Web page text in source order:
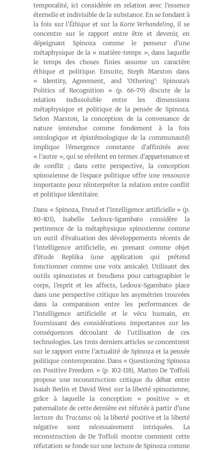
temporalité, ici considérée en relation avec l’essence
éternelle et indivisible de la substance. En se fondant à
la fois sur l’Éthique et sur la Korte Verhandeling, il se
concentre sur le rapport entre être et devenir, en
dépeignant Spinoza comme le penseur d’une
métaphysique de la « matière-temps », dans laquelle
le temps des choses finies assume un caractère
éthique et politique. Ensuite, Steph Marston dans
« Identity, Agreement, and ’Othering’: Spinoza’s
Politics of Recognition » (p. 66-79) discute de la
relation indissoluble entre les dimensions
métaphysique et politique de la pensée de Spinoza.
Selon Marston, la conception de la convenance de
nature (entendue comme fondement à la fois
ontologique et épistémologique de la communauté)
implique l’émergence constante d’affinités avec
« l’autre », qui se révèlent en termes d’appartenance et
de conflit ; dans cette perspective, la conception
spinozienne de l’espace politique offre une ressource
importante pour réinterpréter la relation entre conflit
et politique identitaire.
Dans « Spinoza, Freud et l’intelligence artificielle » (p.
80-101), Isabelle Ledoux-Sgambato considère la
pertinence de la métaphysique spinozienne comme
un outil d’évaluation des développements récents de
l’intelligence artificielle, en prenant comme objet
d’étude Replika (une application qui prétend
fonctionner comme une voix amicale). Utilisant des
outils spinozistes et freudiens pour cartographier le
corps, l’esprit et les affects, Ledoux-Sgambato place
dans une perspective critique les asymétries trouvées
dans la comparaison entre les performances de
l’intelligence artificielle et le vécu humain, en
fournissant des considérations importantes sur les
conséquences découlant de l’utilisation de ces
technologies. Les trois derniers articles se concentrent
sur le rapport entre l’actualité de Spinoza et la pensée
politique contemporaine. Dans « Questioning Spinoza
on Positive Freedom » (p. 102-118), Matteo De Toffoli
propose une reconstruction critique du débat entre
Isaiah Berlin et David West sur la liberté spinozienne,
grâce à laquelle la conception « positive » et
paternaliste de cette dernière est réfutée à partir d’une
lecture du Tractatus où la liberté positive et la liberté
négative sont nécessairement intriquées. La
reconstruction de De Toffoli montre comment cette
réfutation se fonde sur une lecture de Spinoza comme